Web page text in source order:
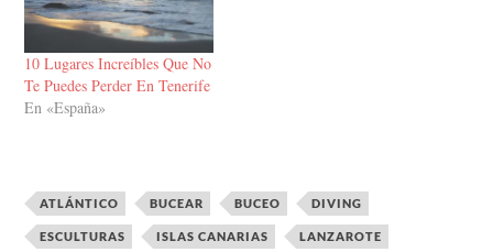
10 Lugares Increíbles Que No
Te Puedes Perder En Tenerife
En «España»
ATLÁNTICO BUCEAR BUCEO DIVING
ESCULTURAS ISLAS CANARIAS LANZAROTE